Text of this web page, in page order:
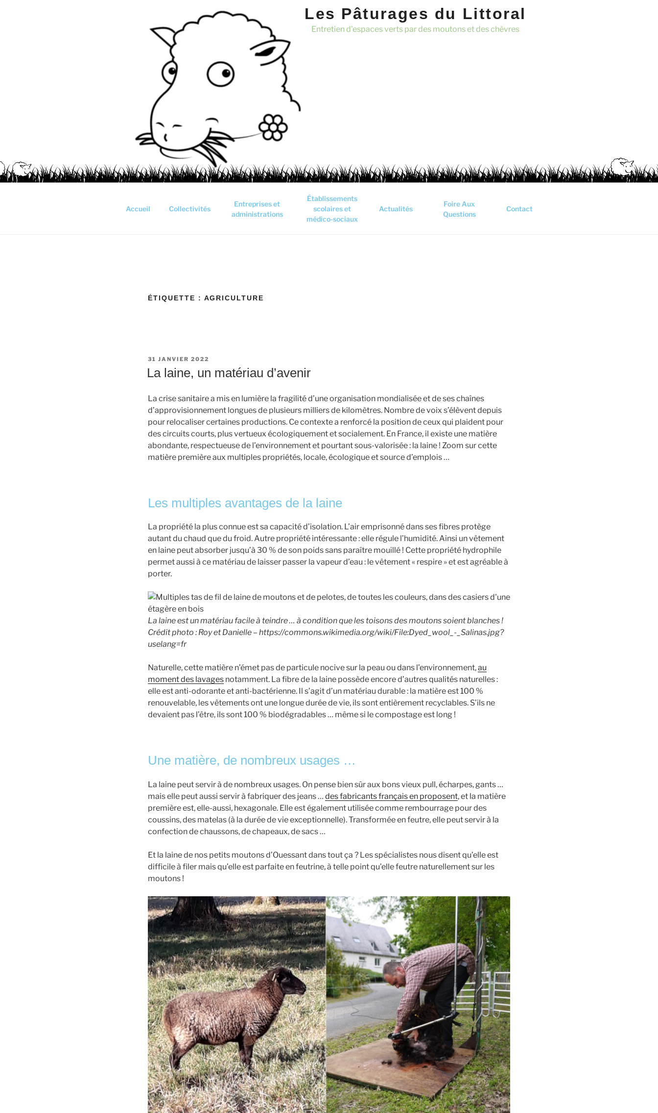
Les Pâturages du Littoral
Entretien d'espaces verts par des moutons et des chèvres
Accueil Collectivités
Entreprises et
administrations
Établissements
scolaires et
médico-sociaux
Actualités
Foire Aux
Questions
Contact
ÉTIQUETTE : AGRICULTURE
PUBLIÉ
31 JANVIER 2022
La laine, un matériau d’avenir
La crise sanitaire a mis en lumière la fragilité d’une organisation mondialisée et de ses chaînes
d’approvisionnement longues de plusieurs milliers de kilomètres. Nombre de voix s’élèvent depuis
pour relocaliser certaines productions. Ce contexte a renforcé la position de ceux qui plaident pour
des circuits courts, plus vertueux écologiquement et socialement. En France, il existe une matière
abondante, respectueuse de l’environnement et pourtant sous-valorisée : la laine ! Zoom sur cette
matière première aux multiples propriétés, locale, écologique et source d’emplois …
Les multiples avantages de la laine
La propriété la plus connue est sa capacité d’isolation. L’air emprisonné dans ses fibres protège
autant du chaud que du froid. Autre propriété intéressante : elle régule l’humidité. Ainsi un vêtement
en laine peut absorber jusqu’à 30 % de son poids sans paraître mouillé ! Cette propriété hydrophile
permet aussi à ce matériau de laisser passer la vapeur d’eau : le vêtement « respire » et est agréable à
porter.
La laine est un matériau facile à teindre … à condition que les toisons des moutons soient blanches !
Crédit photo : Roy et Danielle – https://commons.wikimedia.org/wiki/File:Dyed_wool_-_Salinas.jpg?
uselang=fr
Naturelle, cette matière n’émet pas de particule nocive sur la peau ou dans l’environnement,au
moment des lavages notamment. La fibre de la laine possède encore d’autres qualités naturelles :
elle est anti-odorante et anti-bactérienne. Il s’agit d’un matériau durable : la matière est 100 %
renouvelable, les vêtements ont une longue durée de vie, ils sont entièrement recyclables. S’ils ne
devaient pas l’être, ils sont 100 % biodégradables … même si le compostage est long !
Une matière, de nombreux usages …
La laine peut servir à de nombreux usages. On pense bien sûr aux bons vieux pull, écharpes, gants …
mais elle peut aussi servir à fabriquer des jeans … des fabricants français en proposent, et la matière
première est, elle-aussi, hexagonale. Elle est également utilisée comme rembourrage pour des
coussins, des matelas (à la durée de vie exceptionnelle). Transformée en feutre, elle peut servir à la
confection de chaussons, de chapeaux, de sacs …
Et la laine de nos petits moutons d’Ouessant dans tout ça ? Les spécialistes nous disent qu’elle est
difficile à filer mais qu’elle est parfaite en feutrine, à telle point qu’elle feutre naturellement sur les
moutons !